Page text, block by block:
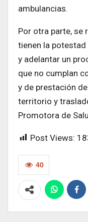
ambulancias.
Por otra parte, se
tienen la
y adelantar un
que no cumplan
y de prestación
territorio y
Promotora de
Post Views:
40